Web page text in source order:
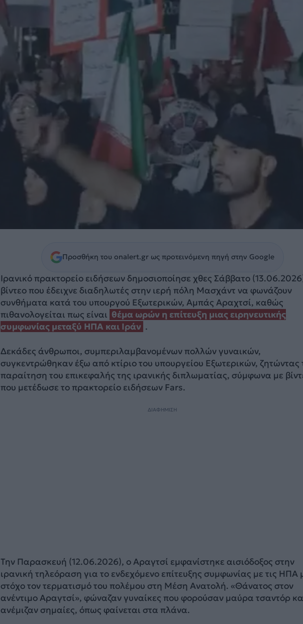
Προσθήκη του onalert.gr ως προτεινόμενη πηγή στην Google
Ιρανικό πρακτορείο ειδήσεων δημοσιοποίησε χθες Σάββατο
βίντεο που έδειχνε διαδηλωτές στην ιερή πόλη Μασχάντ να φωνάζουν
συνθήματα κατά του υπουργού Εξωτερικών, Αμπάς Αραχτσί, καθώς
πιθανολογείται πως είναι θέμα ωρών η επίτευξη μιας ειρηνευτικής
συμφωνίας μεταξύ ΗΠΑ και Ιράν .
Δεκάδες άνθρωποι, συμπεριλαμβανομένων πολλών γυναικών,
συγκεντρώθηκαν έξω από κτίριο του υπουργείου Εξωτερικών, ζητώντας
παραίτηση του επικεφαλής της ιρανικής διπλωματίας, σύμφωνα με
που μετέδωσε το πρακτορείο ειδήσεων Fars.
ΔΙΑΦΗΜΙΣΗ
Την Παρασκευή (12.06.2026), ο Αραγτσί εμφανίστηκε αισιόδοξος στην
ιρανική τηλεόραση για το ενδεχόμενο επίτευξης συμφωνίας με τις ΗΠΑ
στόχο τον τερματισμό του πολέμου στη Μέση Ανατολή. «Θάνατος στον
ανέντιμο Αραγτσί», φώναζαν γυναίκες που φορούσαν μαύρα τσαντόρ
ανέμιζαν σημαίες, όπως φαίνεται στα πλάνα.